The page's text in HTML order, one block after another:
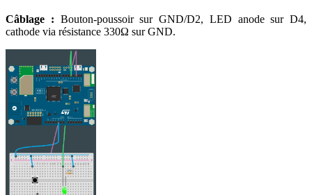
Câblage : Bouton-poussoir sur GND/D2, LED anode sur D4,
cathode via résistance 330Ω sur GND.